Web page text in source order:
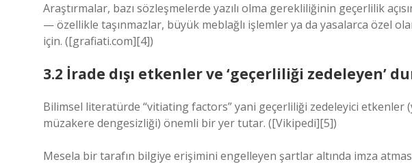
Araştırmalar, bazı sözleşmelerde yazılı olma gerekliliğinin geçerlilik
— özellikle taşınmazlar, büyük meblağlı işlemler ya da yasalarca özel
için. ([grafiati.com][4])
3.2 İrade dışı etkenler ve ‘geçerliliği zedeleyen’
Bilimsel literatürde “vitiating factors” yani geçerliliği zedeleyici etkenler
müzakere dengesizliği) önemli bir yer tutar. ([Vikipedi][5])
Mesela bir tarafın bilgiye erişimini engelleyen şartlar altında imza